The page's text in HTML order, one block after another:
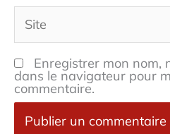
Site
Enregistrer mon nom,
dans le navigateur pour
commentaire.